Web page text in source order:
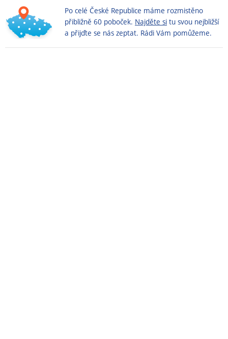
Po celé České Republice máme rozmistěno
přibližně 60 poboček. Najděte si tu svou nejbližší
a přijďte se nás zeptat. Rádi Vám pomůžeme.